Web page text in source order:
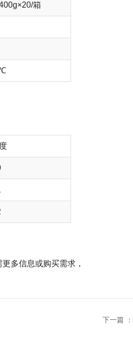
箱
多信息或购买需求，
下一篇 ：